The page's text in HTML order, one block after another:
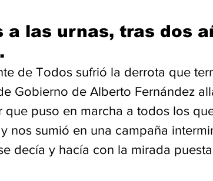
a las urnas, tras dos
de Todos sufrió la derrota que
Gobierno de Alberto Fernández
puso en marcha a todos los
nos sumió en una campaña
decía y hacía con la mirada